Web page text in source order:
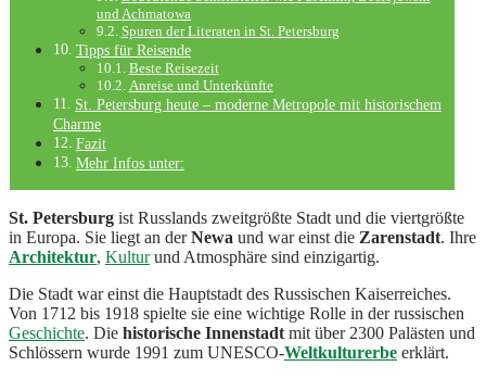
und Achmatowa
Spuren der Literaten in St. Petersburg
Tipps für Reisende
Beste Reisezeit
Anreise und Unterkünfte
St. Petersburg heute – moderne Metropole mit historischem
Charme
Fazit
Mehr Infos unter:
St. Petersburg ist Russlands zweitgrößte Stadt und die viertgrößte
in Europa. Sie liegt an derNewa und war einst die Zarenstadt. Ihre
Architektur, Kulturund Atmosphäre sind einzigartig.
Die Stadt war einst die Hauptstadt des Russischen Kaiserreiches.
Von 1712 bis 1918 spielte sie eine wichtige Rolle in der russischen
Geschichte. Die historische Innenstadt mit über 2300 Palästen und
Schlössern wurde 1991 zum UNESCO-Weltkulturerbe erklärt.